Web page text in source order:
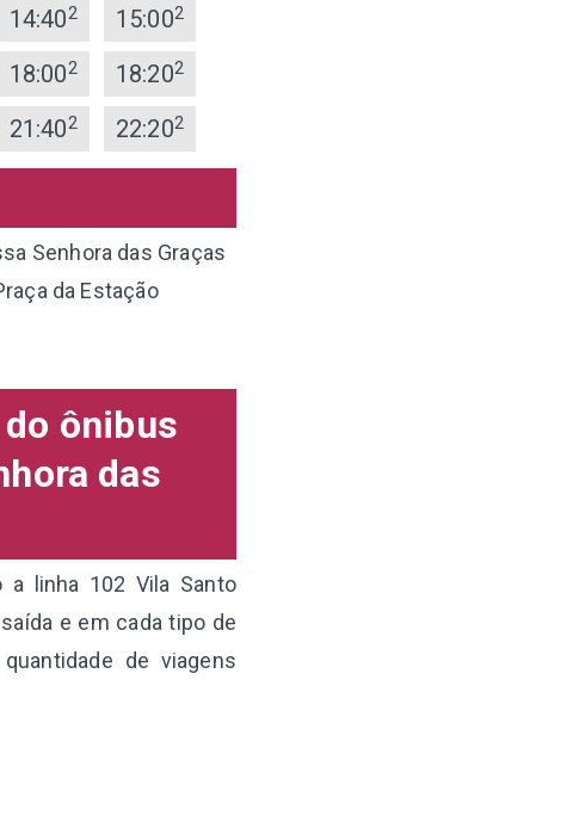
14:402 15:002
18:002 18:202
21:402 22:202
Senhora das Graças
da Estação
ônibus
das
a linha 102 Vila Santo
e em cada tipo de
de viagens